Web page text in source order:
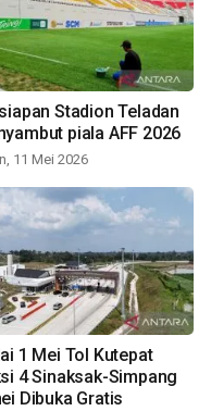
Stadion Teladan
piala AFF 2026
11 Mei 2026
1 Mei Tol Kutepat
4 Sinaksak-Simpang
Dibuka Gratis